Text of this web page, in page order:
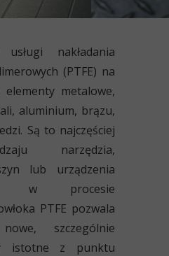
usługi nakładania
(PTFE) na
metalowe,
aluminium, brązu,
Są to najczęściej
narzędzia,
lub urządzenia
w procesie
PTFE pozwala
szczególnie
istotne z punktu